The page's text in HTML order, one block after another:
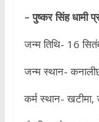
–पुष्‍कर सिंह धामी
जन्‍म तिथि- 16
जन्म स्थान-
कर्म स्थान-